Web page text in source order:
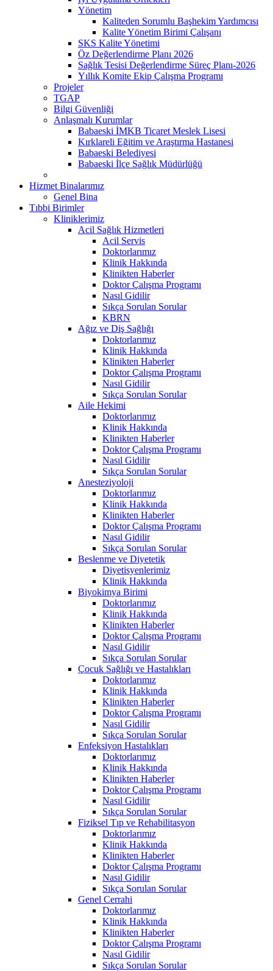
Yönetim
Kaliteden Sorumlu Başhekim Yardımcısı
Kalite Yönetim Birimi Çalışanı
SKS Kalite Yönetimi
Öz Değerlendirme Planı 2026
Sağlık Tesisi Değerlendirme Süreç Planı-2026
Yıllık Komite Ekip Çalışma Programı
Projeler
TGAP
Bilgi Güvenliği
Anlaşmalı Kurumlar
Babaeski İMKB Ticaret Meslek Lisesi
Kırklareli Eğitim ve Araştırma Hastanesi
Babaeski Belediyesi
Babaeski İlçe Sağlık Müdürlüğü
Hizmet Binalarımız
Genel Bina
Tıbbi Birimler
Kliniklerimiz
Acil Sağlık Hizmetleri
Acil Servis
Doktorlarımız
Klinik Hakkında
Klinikten Haberler
Doktor Çalışma Programı
Nasıl Gidilir
Sıkça Sorulan Sorular
KBRN
Ağız ve Diş Sağlığı
Doktorlarımız
Klinik Hakkında
Klinikten Haberler
Doktor Çalışma Programı
Nasıl Gidilir
Sıkça Sorulan Sorular
Aile Hekimi
Doktorlarımız
Klinik Hakkında
Klinikten Haberler
Doktor Çalışma Programı
Nasıl Gidilir
Sıkça Sorulan Sorular
Anesteziyoloji
Doktorlarımız
Klinik Hakkında
Klinikten Haberler
Doktor Çalışma Programı
Nasıl Gidilir
Sıkça Sorulan Sorular
Beslenme ve Diyetetik
Diyetisyenlerimiz
Klinik Hakkında
Biyokimya Birimi
Doktorlarımız
Klinik Hakkında
Klinikten Haberler
Doktor Çalışma Programı
Nasıl Gidilir
Sıkça Sorulan Sorular
Çocuk Sağlığı ve Hastalıkları
Doktorlarımız
Klinik Hakkında
Klinikten Haberler
Doktor Çalışma Programı
Nasıl Gidilir
Sıkça Sorulan Sorular
Enfeksiyon Hastalıkları
Doktorlarımız
Klinik Hakkında
Klinikten Haberler
Doktor Çalışma Programı
Nasıl Gidilir
Sıkça Sorulan Sorular
Fiziksel Tıp ve Rehabilitasyon
Doktorlarımız
Klinik Hakkında
Klinikten Haberler
Doktor Çalışma Programı
Nasıl Gidilir
Sıkça Sorulan Sorular
Genel Cerrahi
Doktorlarımız
Klinik Hakkında
Klinikten Haberler
Doktor Çalışma Programı
Nasıl Gidilir
Sıkça Sorulan Sorular